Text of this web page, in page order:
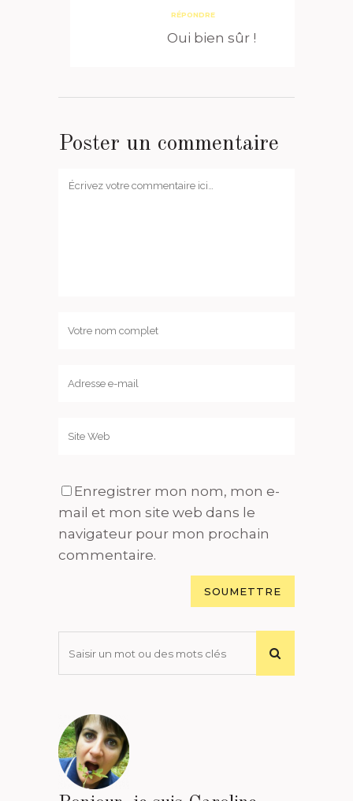
RÉPONDRE
Oui bien sûr !
Poster un commentaire
Enregistrer mon nom, mon e-
mail et mon site web dans le
navigateur pour mon prochain
commentaire.